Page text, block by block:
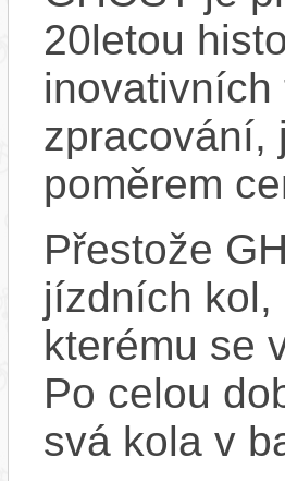
20letou
zpracování,
poměrem
Přestože
jízdních kol,
kterému se
Po celou
svá kola v